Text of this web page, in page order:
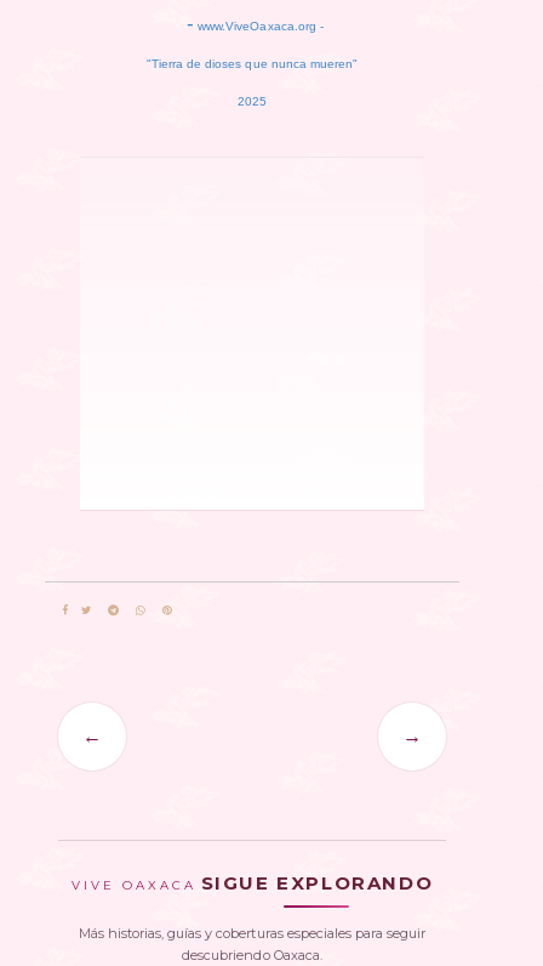
- www.ViveOaxaca.org -
"Tierra de dioses que nunca mueren"
2025
← →
VIVE OAXACA SIGUE EXPLORANDO
Más historias, guías y coberturas especiales para seguir
descubriendo Oaxaca.